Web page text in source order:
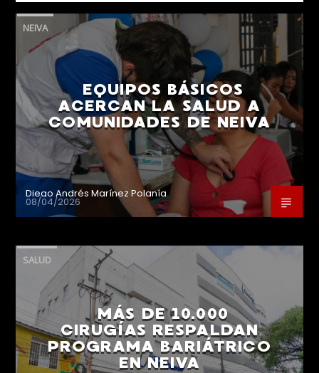
NEIVA
EQUIPOS BÁSICOS
ACERCAN LA SALUD A
COMUNIDADES DE NEIVA
Diego Andrés Marínez Polanía
08/04/2026
SALUD
MÁS DE 10.000
CIRUGÍAS RESPALDAN
PROGRAMA BARIÁTRICO
EN NEIVA